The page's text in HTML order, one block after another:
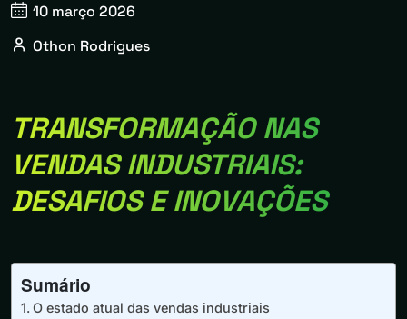
10 março 2026
Othon Rodrigues
TRANSFORMAÇÃO NAS
VENDAS INDUSTRIAIS:
DESAFIOS E INOVAÇÕES
Sumário
O estado atual das vendas industriais